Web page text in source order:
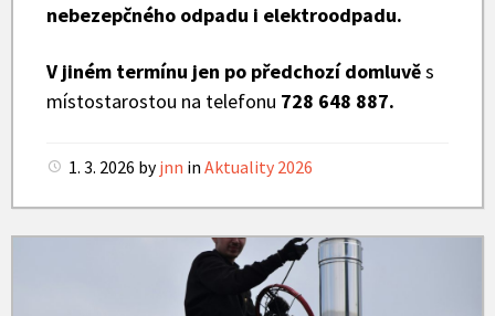
nebezepčného odpadu i elektroodpadu.
V jiném termínu jen po předchozí domluvěs
místostarostou na telefonu 728 648 887.
1. 3. 2026 by jnn in Aktuality 2026
Kominík